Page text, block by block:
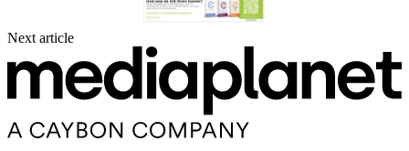
Next article